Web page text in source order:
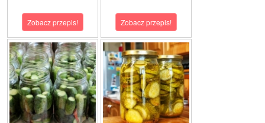
Zobacz przepis! Zobacz przepis!